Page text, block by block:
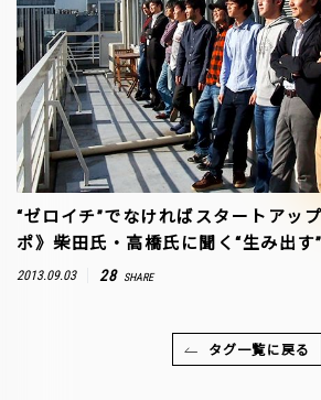
“ゼロイチ”でなければスタートアッ
ポ》柴田氏・高橋氏に聞く“生み出す
2013.09.03 28 SHARE
タグ一覧に戻る